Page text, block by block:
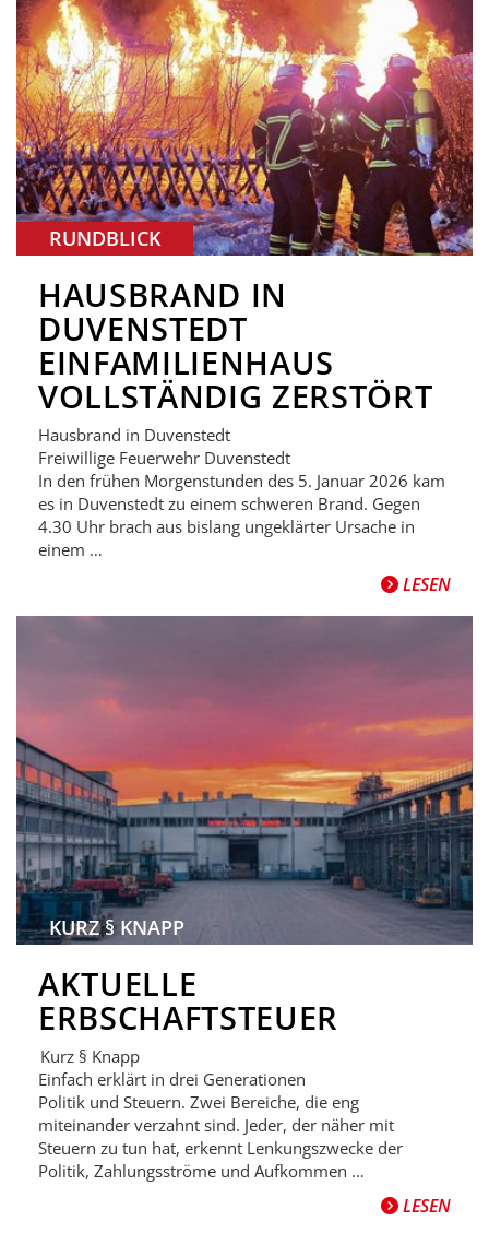
RUNDBLICK
HAUSBRAND IN
DUVENSTEDT
EINFAMILIENHAUS
VOLLSTÄNDIG ZERSTÖRT
Hausbrand in Duvenstedt
Freiwillige Feuerwehr Duvenstedt
In den frühen Morgenstunden des 5. Januar 2026 kam
es in Duvenstedt zu einem schweren Brand. Gegen
4.30 Uhr brach aus bislang ungeklärter Ursache in
einem …
LESEN
KURZ § KNAPP
AKTUELLE
ERBSCHAFTSTEUER
Kurz § Knapp
Einfach erklärt in drei Generationen
Politik und Steuern. Zwei Bereiche, die eng
miteinander verzahnt sind. Jeder, der näher mit
Steuern zu tun hat, erkennt Lenkungszwecke der
Politik, Zahlungsströme und Aufkommen …
LESEN